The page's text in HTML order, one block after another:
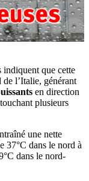
indiquent que cette
de l’Italie, générant
en direction
plusieurs
une nette
37°C dans le nord à
dans le nord-